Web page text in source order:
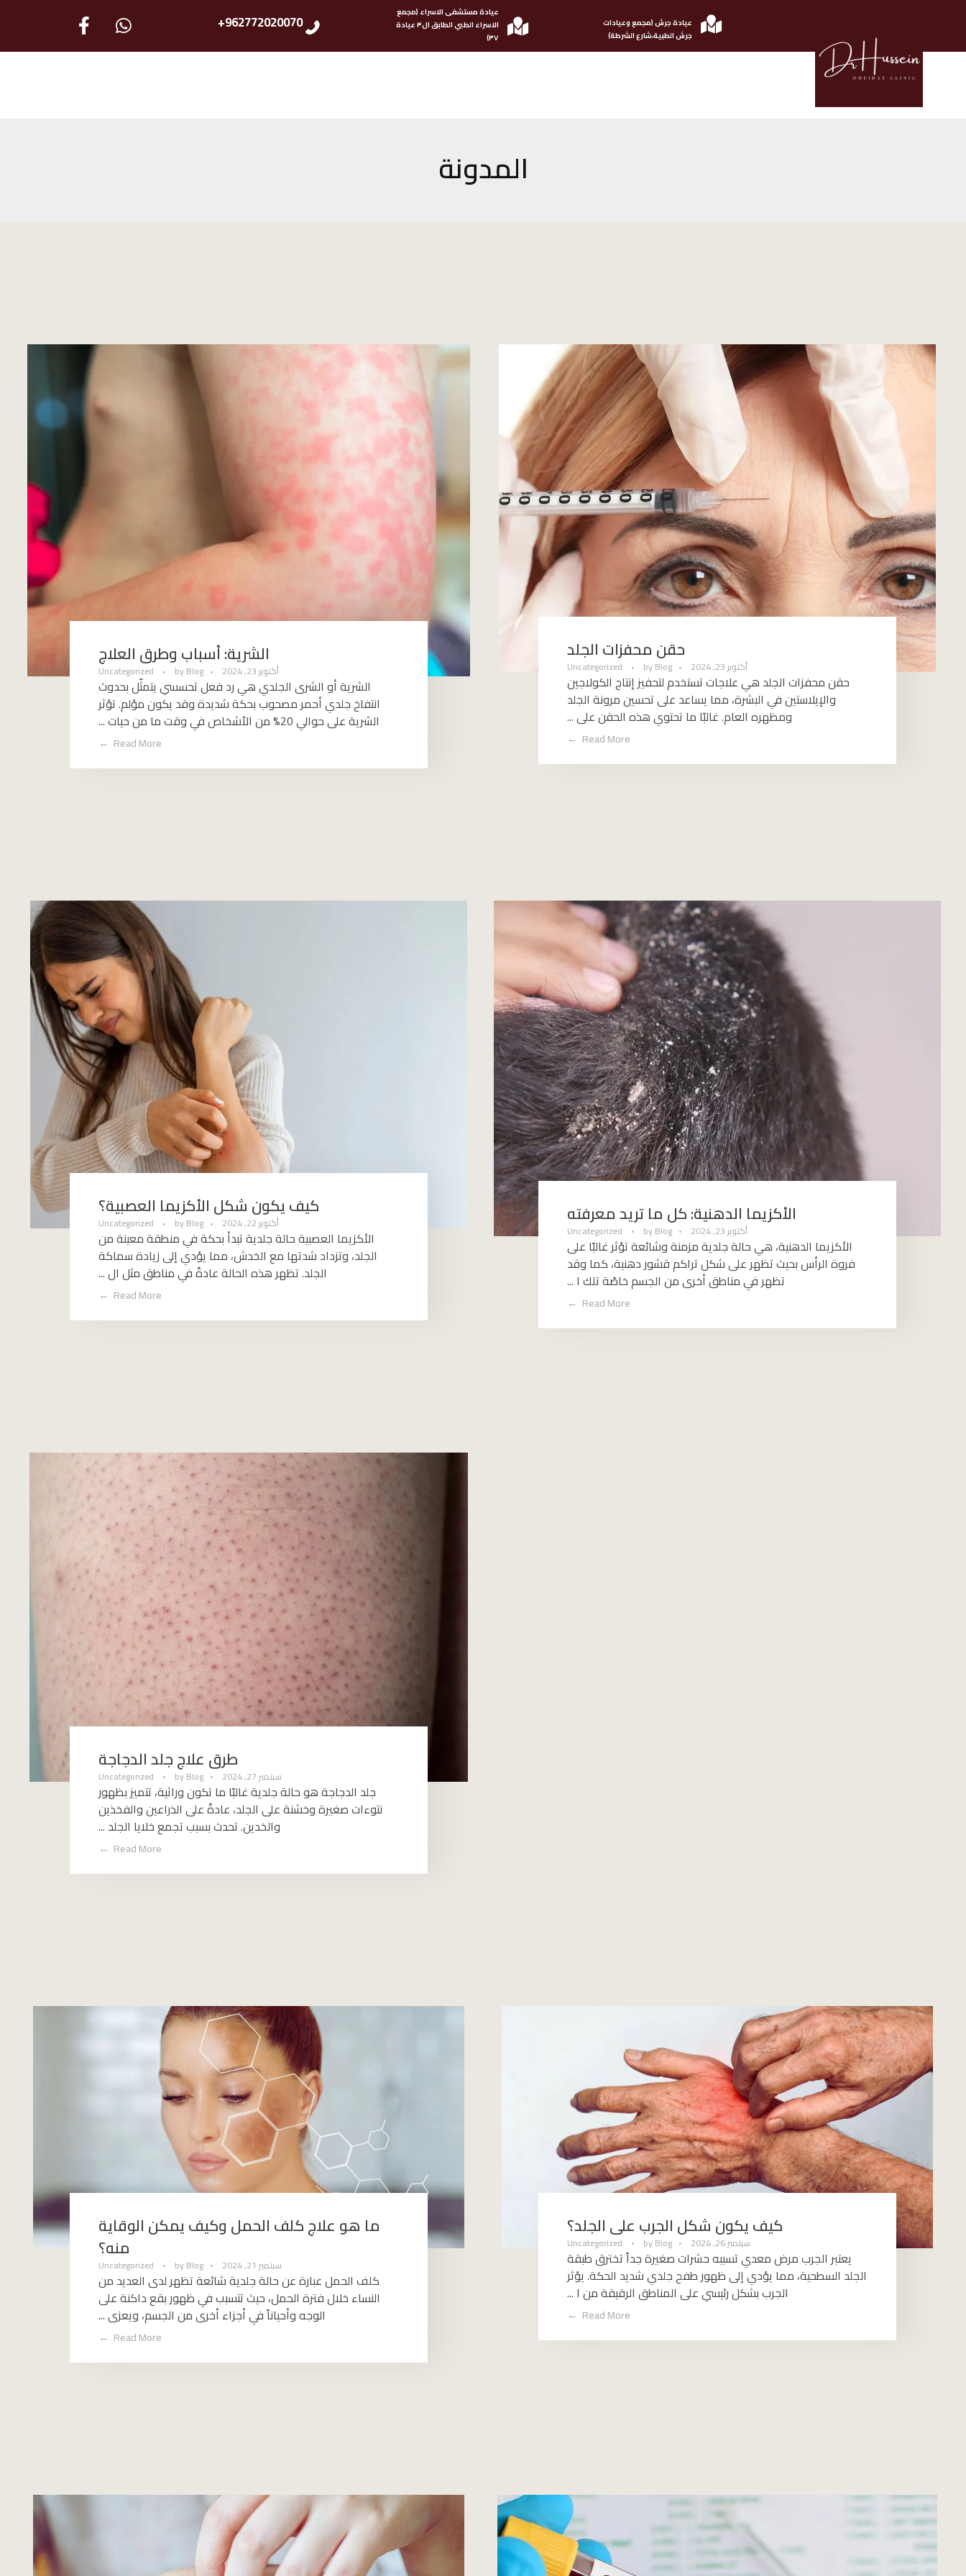
عيادة جرش (مجمع وعيادات
جرش الطبية،شارع الشرطة)
عيادة مستشفى الاسراء (مجمع
الاسراء الطبي الطابق ال٣ عيادة
٣٧)
962772020070+
المدونة
حقن محفزات الجلد
أكتوبر 23, 2024 byBlog
Uncategorized
حقن محفزات الجلد هي علاجات تستخدم لتحفيز إنتاج الكولاجين
والإيلاستين في البشرة، مما يساعد على تحسين مرونة الجلد
ومظهره العام. غالبًا ما تحتوي هذه الحقن على ...
Read More
الشرية: أسباب وطرق العلاج
أكتوبر 23, 2024 byBlog
Uncategorized
الشرية أو الشرى الجلدي هي رد فعل تحسسي يتمثّل بحدوث
انتفاخ جلدي أحمر مصحوب بحكة شديدة وقد يكون مؤلم. تؤثر
الشرية على حوالي 20% من الأشخاص في وقت ما من حيات ...
Read More
الأكزيما الدهنية: كل ما تريد معرفته
أكتوبر 23, 2024 byBlog
Uncategorized
الأكزيما الدهنية، هي حالة جلدية مزمنة وشائعة تؤثر غالبًا على
فروة الرأس بحيث تظهر على شكل تراكم قشور دهنية، كما وقد
تظهر في مناطق أخرى من الجسم خاصًة تلك ا ...
Read More
كيف يكون شكل الأكزيما العصبية؟
أكتوبر 22, 2024 byBlog
Uncategorized
الأكزيما العصبية حالة جلدية تبدأ بحكة في منطقة معينة من
الجلد، وتزداد شدتها مع الخدش، مما يؤدي إلى زيادة سماكة
الجلد. تظهر هذه الحالة عادةً في مناطق مثل ال ...
Read More
طرق علاج جلد الدجاجة
سبتمبر 27, 2024 byBlog
Uncategorized
جلد الدجاجة هو حالة جلدية غالبًا ما تكون وراثية، تتميز بظهور
نتوءات صغيرة وخشنة على الجلد، عادةً على الذراعين والفخذين
والخدين. تحدث بسبب تجمع خلايا الجلد ...
Read More
كيف يكون شكل الجرب على الجلد؟
سبتمبر 26, 2024 byBlog
Uncategorized
يعتبر الجرب مرض معدي تسببه حشرات صغيرة جداً تخترق طبقة
الجلد السطحية، مما يؤدي إلى ظهور طفح جلدي شديد الحكة. يؤثر
الجرب بشكل رئيسي على المناطق الرقيقة من ا ...
Read More
ما هو علاج كلف الحمل وكيف يمكن الوقاية
منه؟
سبتمبر 21, 2024 byBlog
Uncategorized
كلف الحمل عبارة عن حالة جلدية شائعة تظهر لدى العديد من
النساء خلال فترة الحمل، حيث تتسبب في ظهور بقع داكنة على
الوجه وأحياناً في أجزاء أخرى من الجسم، ويعزى ...
Read More